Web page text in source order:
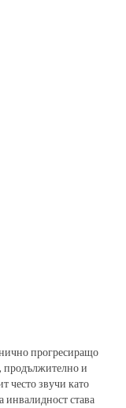
прогресиращо
продължително и
често звучи като
инвалидност става